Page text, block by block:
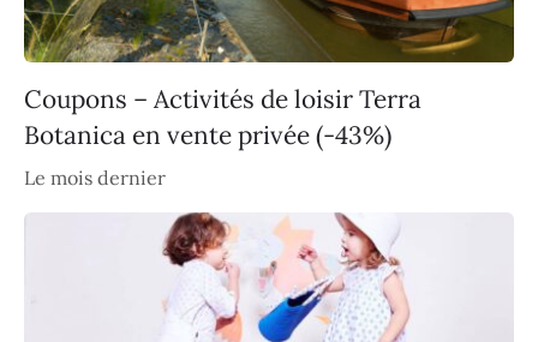
Coupons – Activités de loisir Terra
Botanica en vente privée (-43%)
Le mois dernier